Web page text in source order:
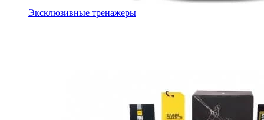
Эксклюзивные тренажеры